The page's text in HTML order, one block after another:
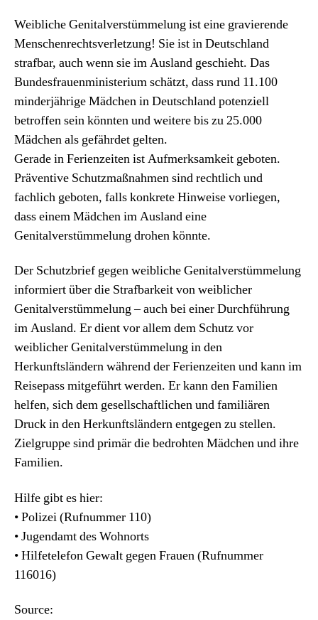
Weibliche Genitalverstümmelung ist eine gravierende
Menschenrechtsverletzung! Sie ist in Deutschland
strafbar, auch wenn sie im Ausland geschieht. Das
Bundesfrauenministerium schätzt, dass rund 11.100
minderjährige Mädchen in Deutschland potenziell
betroffen sein könnten und weitere bis zu 25.000
Mädchen als gefährdet gelten.
Gerade in Ferienzeiten ist Aufmerksamkeit geboten.
Präventive Schutzmaßnahmen sind rechtlich und
fachlich geboten, falls konkrete Hinweise vorliegen,
dass einem Mädchen im Ausland eine
Genitalverstümmelung drohen könnte.
Der Schutzbrief gegen weibliche Genitalverstümmelung
informiert über die Strafbarkeit von weiblicher
Genitalverstümmelung – auch bei einer Durchführung
im Ausland. Er dient vor allem dem Schutz vor
weiblicher Genitalverstümmelung in den
Herkunftsländern während der Ferienzeiten und kann im
Reisepass mitgeführt werden. Er kann den Familien
helfen, sich dem gesellschaftlichen und familiären
Druck in den Herkunftsländern entgegen zu stellen.
Zielgruppe sind primär die bedrohten Mädchen und ihre
Familien.
Hilfe gibt es hier:
• Polizei (Rufnummer 110)
• Jugendamt des Wohnorts
• Hilfetelefon Gewalt gegen Frauen (Rufnummer
116016)
Source: